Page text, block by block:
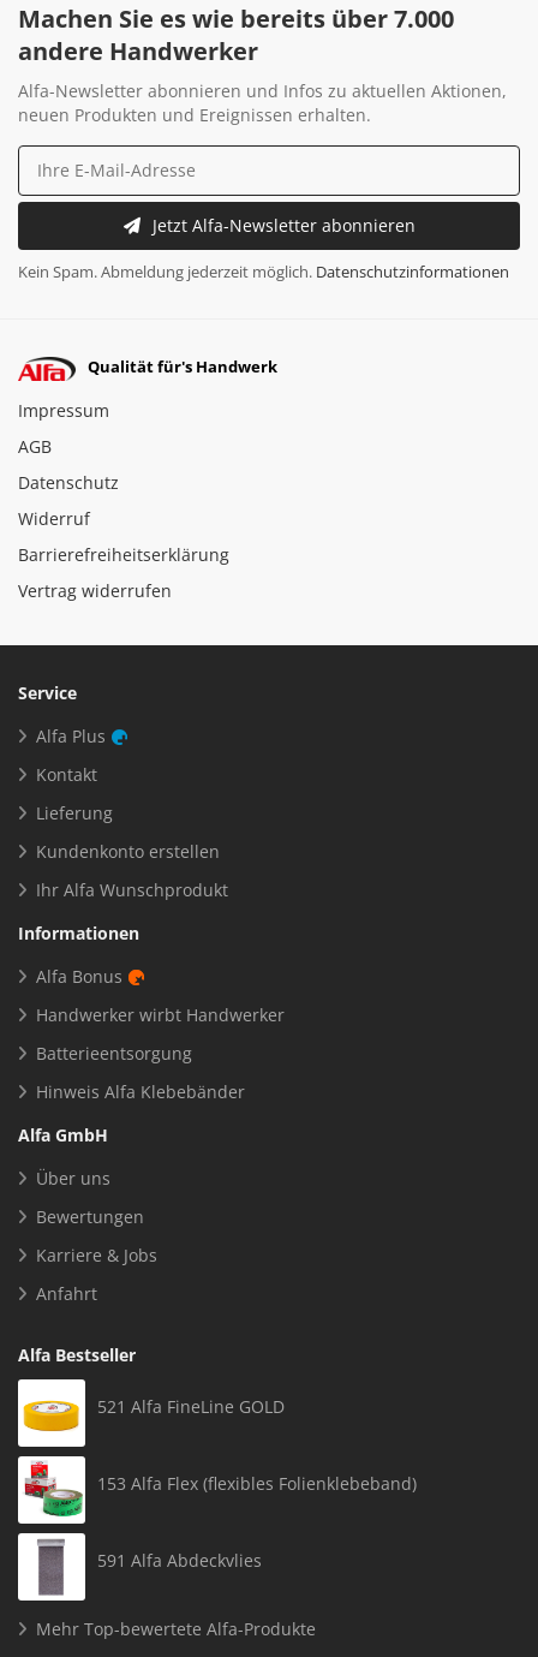
Machen Sie es wie bereits über 7.000
andere Handwerker
Alfa-Newsletter abonnieren und Infos zu aktuellen Aktionen,
neuen Produkten und Ereignissen erhalten.
Jetzt Alfa-Newsletter abonnieren
Kein Spam. Abmeldung jederzeit möglich. Datenschutzinformationen
Qualität für's Handwerk
Impressum
AGB
Datenschutz
Widerruf
Barrierefreiheitserklärung
Vertrag widerrufen
Service
Alfa Plus
Kontakt
Lieferung
Kundenkonto erstellen
Ihr Alfa Wunschprodukt
Informationen
Alfa Bonus
Handwerker wirbt Handwerker
Batterieentsorgung
Hinweis Alfa Klebebänder
Alfa GmbH
Über uns
Bewertungen
Karriere & Jobs
Anfahrt
Alfa Bestseller
521 Alfa FineLine GOLD
153 Alfa Flex (flexibles Folienklebeband)
591 Alfa Abdeckvlies
Mehr Top-bewertete Alfa-Produkte